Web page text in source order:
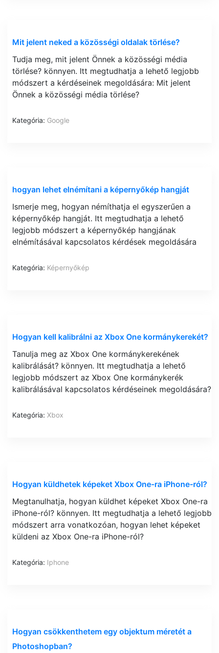
Mit jelent neked a közösségi oldalak törlése?
Tudja meg, mit jelent Önnek a közösségi média
törlése? könnyen. Itt megtudhatja a lehető legjobb
módszert a kérdéseinek megoldására: Mit jelent
Önnek a közösségi média törlése?
Kategória: Google
hogyan lehet elnémítani a képernyőkép hangját
Ismerje meg, hogyan némíthatja el egyszerűen a
képernyőkép hangját. Itt megtudhatja a lehető
legjobb módszert a képernyőkép hangjának
elnémításával kapcsolatos kérdések megoldására
Kategória: Képernyőkép
Hogyan kell kalibrálni az Xbox One kormánykerekét?
Tanulja meg az Xbox One kormánykerekének
kalibrálását? könnyen. Itt megtudhatja a lehető
legjobb módszert az Xbox One kormánykerék
kalibrálásával kapcsolatos kérdéseinek megoldására?
Kategória: Xbox
Hogyan küldhetek képeket Xbox One-ra iPhone-ról?
Megtanulhatja, hogyan küldhet képeket Xbox One-ra
iPhone-ról? könnyen. Itt megtudhatja a lehető legjobb
módszert arra vonatkozóan, hogyan lehet képeket
küldeni az Xbox One-ra iPhone-ról?
Kategória: Iphone
Hogyan csökkenthetem egy objektum méretét a
Photoshopban?